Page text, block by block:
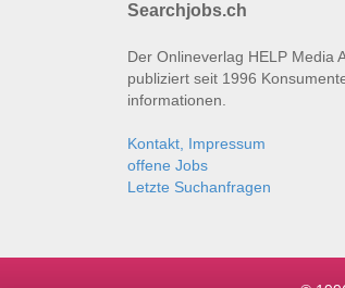
Searchjobs.ch
Der Onlineverlag HELP Media
publiziert seit 1996
informationen.
Kontakt, Impressum
offene Jobs
Letzte Suchanfragen